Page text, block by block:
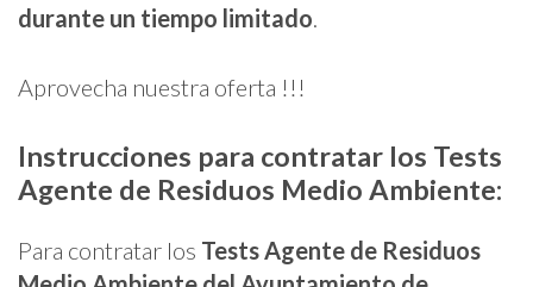
durante un tiempo limitado
Aprovecha nuestra oferta !!!
Instrucciones para contratar los Tests
Agente de Residuos Medio Ambiente:
Para contratar los Tests Agente de Residuos